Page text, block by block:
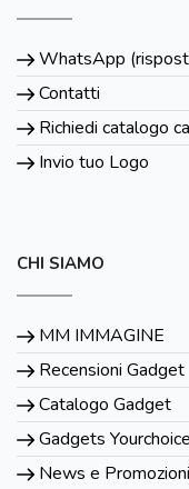
WhatsApp
Contatti
Richiedi catalogo
Invio tuo Logo
CHI SIAMO
MM IMMAGINE
Recensioni Gadget
Catalogo Gadget
Gadgets Yourchoice
News e Promozioni